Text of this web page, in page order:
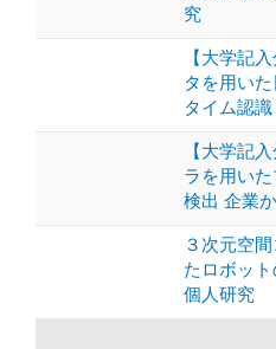
究
【大学記
タを用い
タイム認
【大学記
ラを用い
検出 企業
３次元空
たロボッ
個人研究